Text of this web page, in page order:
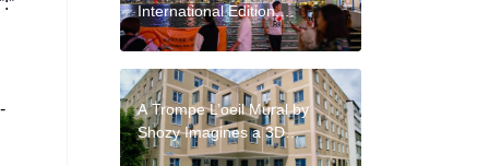
International Edition,
ARTnews Asia in Hong Kong
A Trompe L’oeil Mural by
Shozy Imagines a 3D
Architectural Addition to an